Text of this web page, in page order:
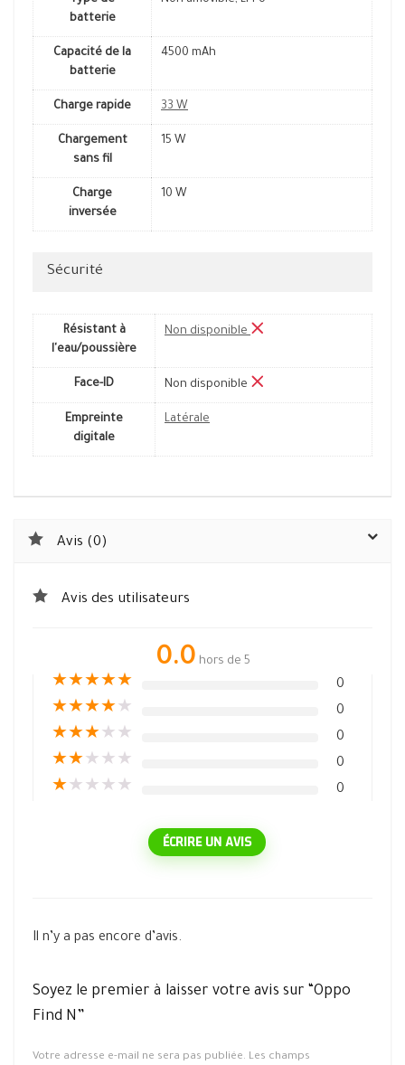
batterie
Capacité de la
batterie
4500 mAh
Charge rapide 33 W
Chargement
sans fil
15 W
Charge
inversée
10 W
Sécurité
Résistant à
l'eau/poussière
Non disponible
Face-ID Non disponible
Empreinte
digitale
Latérale
Avis (0)
Avis des utilisateurs
0.0 hors de 5
★★★★★ 0
★★★★★ 0
★★★★ ★ 0
★★★ ★ ★ 0
★★ ★ ★ ★ 0
ÉCRIRE UN AVIS
Il n’y a pas encore d’avis.
Soyez le premier à laisser votre avis sur “Oppo
Find N”
Votre adresse e-mail ne sera pas publiée. Les champs